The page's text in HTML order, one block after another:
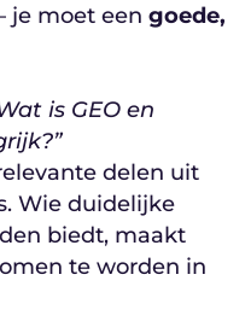
je moet een goede,
is GEO en
delen uit
Wie duidelijke
biedt, maakt
te worden in